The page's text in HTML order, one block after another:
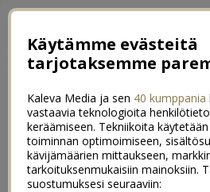
←Treenaaminen vatsalihasten
Luukku 13: Koko perhe yökkäreissä
Käytämme evästeitä
tarjotaksemme
Kaleva Media ja sen 40 kumppania
vastaavia teknologioita
keräämiseen. Tekniikoita
toiminnan optimoimiseen,
kävijämäärien mittaukseen,
tarkoituksenmukaisiin mainoksiin.
suostumuksesi seuraaviin: